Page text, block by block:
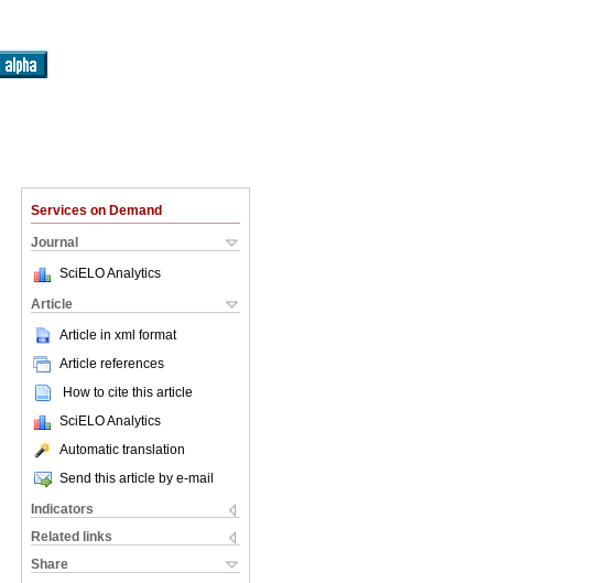
Services on Demand
Journal
SciELO Analytics
Article
Article in xml format
Article references
How to cite this article
SciELO Analytics
Automatic translation
Send this article by e-mail
Indicators
Related links
Share